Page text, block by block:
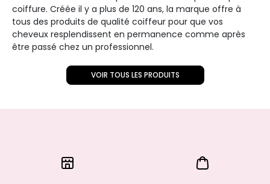
coiffure. Créée il y a plus de 120 ans, la marque offre à
tous des produits de qualité coiffeur pour que vos
cheveux resplendissent en permanence comme après
être passé chez un professionnel.
VOIR TOUS LES PRODUITS